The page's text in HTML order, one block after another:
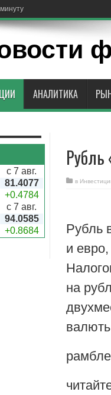
АНАЛИТИКА
Рубль
в
Рубль
и
на
с 7 авг.
81.4077
+0.4784
с 7 авг.
94.0585
+0.8684